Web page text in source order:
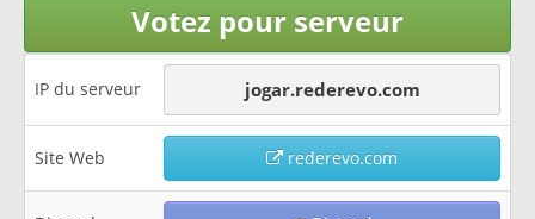
Votez pour serveur
IP du serveur jogar.rederevo.com
Site Web rederevo.com